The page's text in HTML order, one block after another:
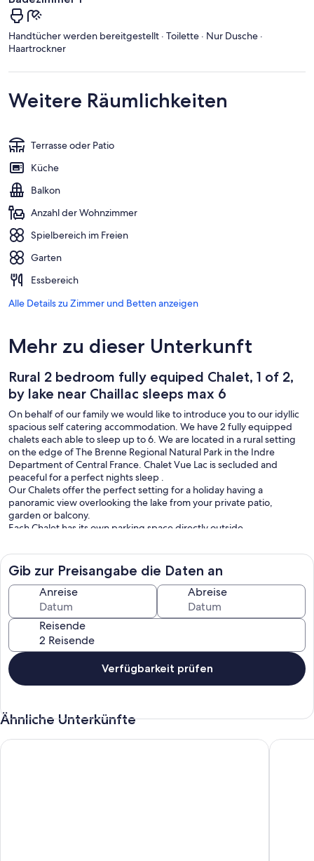
Handtücher werden bereitgestellt · Toilette · Nur Dusche ·
Haartrockner
Weitere Räumlichkeiten
Terrasse oder Patio
Küche
Balkon
Anzahl der Wohnzimmer
Spielbereich im Freien
Garten
Essbereich
Alle Details zu Zimmer und Betten anzeigen
Mehr zu dieser Unterkunft
Rural 2 bedroom fully equiped Chalet, 1 of 2,
by lake near Chaillac sleeps max 6
On behalf of our family we would like to introduce you to our idyllic
spacious self catering accommodation. We have 2 fully equipped
chalets each able to sleep up to 6. We are located in a rural setting
on the edge of The Brenne Regional Natural Park in the Indre
Department of Central France. Chalet Vue Lac is secluded and
peaceful for a perfect nights sleep .
Our Chalets offer the perfect setting for a holiday having a
panoramic view overlooking the lake from your private patio,
garden or balcony.
Each Chalet has its own parking space directly outside.
swimming pool open from 1st June to 30th September and various
games.
At Chalet Vue Lac we pride ourselves on recycling whenever
possible. All necessary bins are provided and emptied weekly.
Local shops, bars and restaurants are close by in Chaillac just a 5
minute drive away.
Staff are onsite to provide help if needed.
Gib zur Preisangabe die Daten an
Anreise Abreise
Reisende
Verfügbarkeit prüfen
Ähnliche Unterkünfte
Rural 2 bedroom fully equiped Chalet, 2 of 2, by lake nearMaison